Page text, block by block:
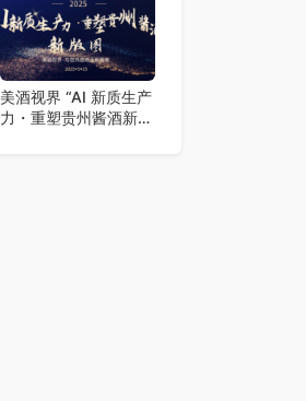
美酒视界 “AI 新质生产
力・重塑贵州酱酒新版